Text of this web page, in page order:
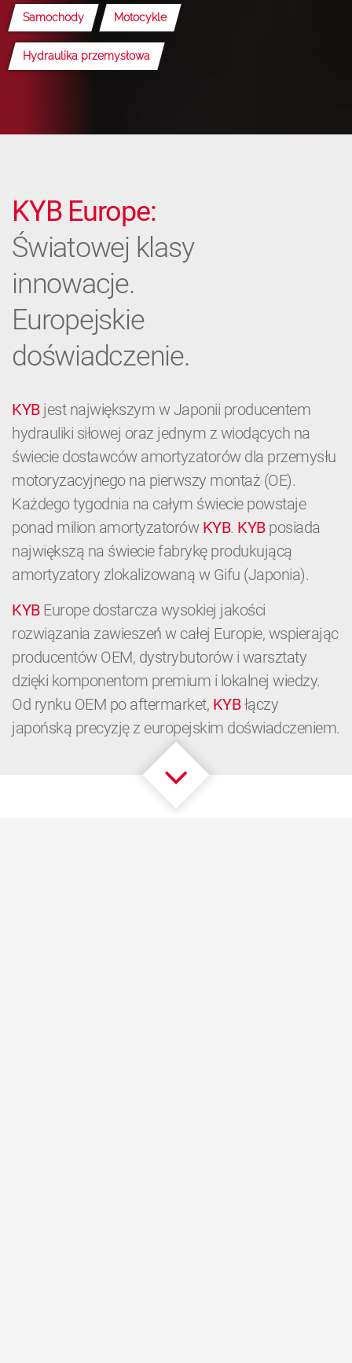
Samochody Motocykle
Hydraulika przemysłowa
KYB Europe:
Światowej klasy
innowacje.
Europejskie
doświadczenie.
KYBjest największym w Japonii producentem
hydrauliki siłowej oraz jednym z wiodących na
świecie dostawców amortyzatorów dla przemysłu
motoryzacyjnego na pierwszy montaż (OE).
Każdego tygodnia na całym świecie powstaje
ponad milion amortyzatorów KYB. KYBposiada
największą na świecie fabrykę produkującą
amortyzatory zlokalizowaną w Gifu (Japonia).
KYBEurope dostarcza wysokiej jakości
rozwiązania zawieszeń w całej Europie, wspierając
producentów OEM, dystrybutorów i warsztaty
dzięki komponentom premium i lokalnej wiedzy.
Od rynku OEM po aftermarket, KYBłączy
japońską precyzję z europejskim doświadczeniem.